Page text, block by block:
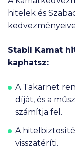
hitelek és
Stabil Kamat
kaphatsz:
A Takarnet
díját, és a
számítja fel.
A
visszatéríti.